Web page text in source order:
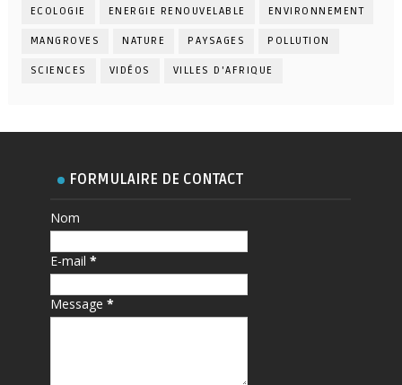
ECOLOGIE ENERGIE RENOUVELABLE ENVIRONNEMENT
MANGROVES NATURE PAYSAGES POLLUTION
SCIENCES VIDÉOS VILLES D'AFRIQUE
FORMULAIRE DE CONTACT
Nom
E-mail*
Message*